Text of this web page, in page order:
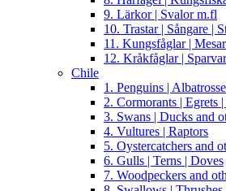
9. Lärkor | Svalor m.fl
10. Trastar | Sångare |
11. Kungsfåglar |
12. Kråkfåglar |
Chile
1. Penguins |
2. Cormorants | Egrets
3. Swans | Ducks and
4. Vultures | Raptors
5. Oystercatchers and
6. Gulls | Terns | Doves
7. Woodpeckers and